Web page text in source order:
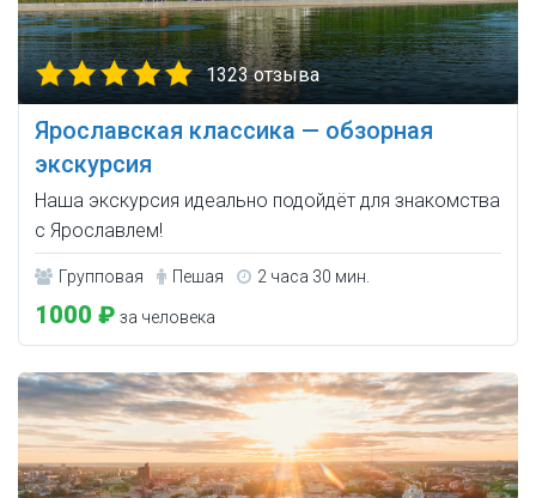
1323 отзыва
Ярославская классика — обзорная
экскурсия
Наша экскурсия идеально подойдёт для знакомства
с Ярославлем!
Групповая Пешая 2 часа 30 мин.
1000 ₽ за человека